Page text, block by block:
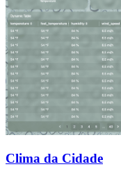
Clima da Cidade